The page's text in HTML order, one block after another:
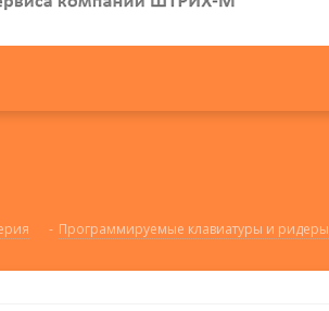
- Программируемые клавиатуры и ридеры